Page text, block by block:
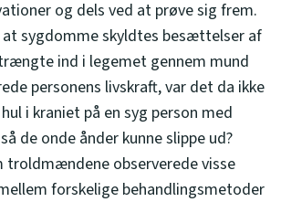
og dels ved at prøve sig frem.
at sygdomme skyldtes besættelser af
ind i legemet gennem mund
personens livskraft, var det da ikke
i kraniet på en syg person med
de onde ånder kunne slippe ud?
troldmændene observerede visse
forskelige behandlingsmetoder